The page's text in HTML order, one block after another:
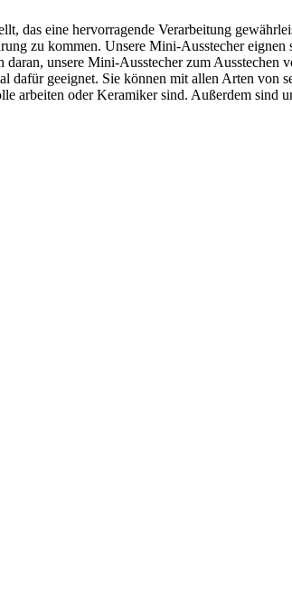
das eine hervorragende Verarbeitung
zu kommen. Unsere Mini-Ausstecher
unsere Mini-Ausstecher zum Ausstechen
geeignet. Sie können mit allen Arten von
oder Keramiker sind. Außerdem sind